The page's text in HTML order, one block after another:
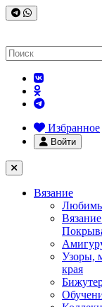
Избранное
Войти
Вязание
Узоры,
края